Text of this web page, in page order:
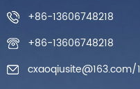
+86-13606748218
+86-13606748218
cxaoqiusite@163.com/